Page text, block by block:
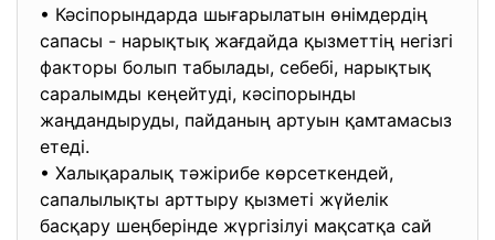
• Кәсіпорындарда шығарылатын өнімдердің
сапасы - нарықтық жағдайда қызметтің негізгі
факторы болып табылады, себебі, нарықтық
саралымды кеңейтуді, кәсіпорынды
жаңдандыруды, пайданың артуын қамтамасыз
етеді.
• Халықаралық тәжірибе көрсеткендей,
сапалылықты арттыру қызметі жүйелік
басқару шеңберінде жүргізілуі мақсатқа сай